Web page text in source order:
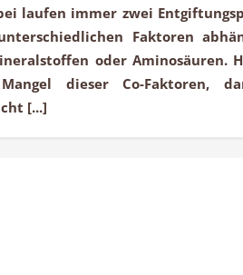
laufen immer zwei
Faktoren
oder Aminosäuren.
dieser Co-Faktoren,
[...]